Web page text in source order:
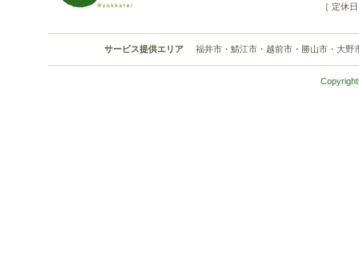
［ 定休
サービス提供エリア 福井市・鯖江市・越前市・勝山市・大